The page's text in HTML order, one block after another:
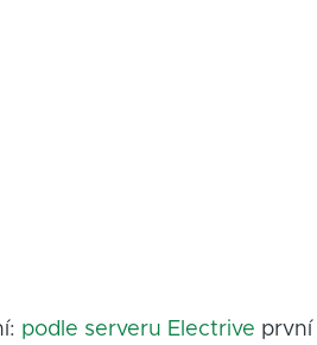
podle serveru Electrive první